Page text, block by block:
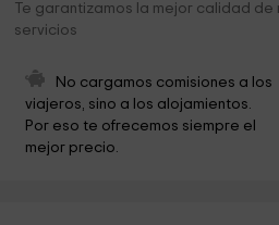
Museo Municipal De Los Estados Del
Ayuntamiento de Malagón
Santa María Magdalena
Cementerio
Te garantizamos la mejor calidad
servicios
No cargamos comisiones a los
viajeros, sino a los alojamientos.
Por eso te ofrecemos siempre el
mejor precio.